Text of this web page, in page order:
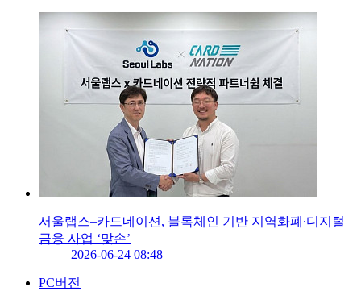
서울랩스–카드네이션, 블록체인 기반 지역화폐∙디지털
금융 사업 ‘맞손’
2026-06-24 08:48
PC버전